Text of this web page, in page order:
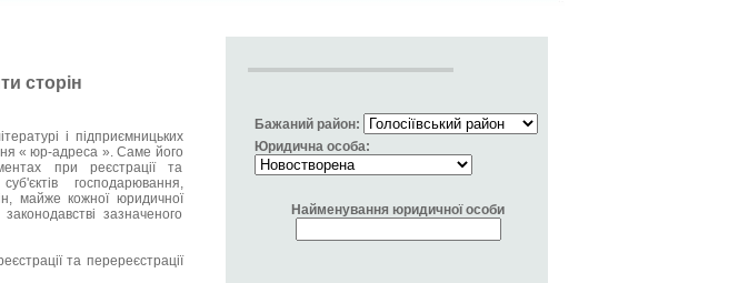
сторін
і підприємницьких
« юр-адреса ». Саме його
при реєстрації та
господарювання,
майже кожної юридичної
зазначеного
та перереєстрації
Бажаний район:
Юридична особа:
Найменування юридичної особи